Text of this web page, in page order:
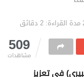
مدة القراءة: 2 دقائق
509
مشاهدات
في تعزيز